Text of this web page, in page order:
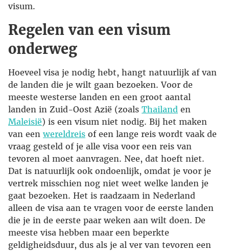
visum.
Regelen van een visum
onderweg
Hoeveel visa je nodig hebt, hangt natuurlijk af van
de landen die je wilt gaan bezoeken. Voor de
meeste westerse landen en een groot aantal
landen in Zuid-Oost Azië (zoals Thailand en
Maleisië) is een visum niet nodig. Bij het maken
van een wereldreis of een lange reis wordt vaak de
vraag gesteld of je alle visa voor een reis van
tevoren al moet aanvragen. Nee, dat hoeft niet.
Dat is natuurlijk ook ondoenlijk, omdat je voor je
vertrek misschien nog niet weet welke landen je
gaat bezoeken. Het is raadzaam in Nederland
alleen de visa aan te vragen voor de eerste landen
die je in de eerste paar weken aan wilt doen. De
meeste visa hebben maar een beperkte
geldigheidsduur, dus als je al ver van tevoren een